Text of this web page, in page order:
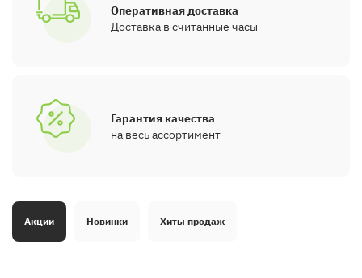
Оперативная доставка
Доставка в считанные часы
Гарантия качества
на весь ассортимент
Акции Новинки Хиты продаж